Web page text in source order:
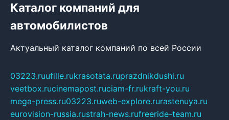
Каталог компаний для
автомобилистов
Актуальный каталог компаний по всей России
03223.ruufille.rukrasotata.ruprazdnikdushi.ru
veetbox.rucinemapost.ruciam-fr.rukraft-you.ru
mega-press.ru03223.ruweb-explore.rurastenuya.ru
eurovision-russia.rustrah-news.rufreeride-team.ru